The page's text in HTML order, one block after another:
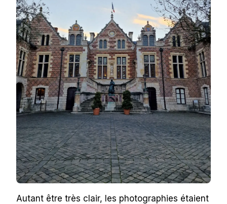
Autant être très clair, les photographies étaient